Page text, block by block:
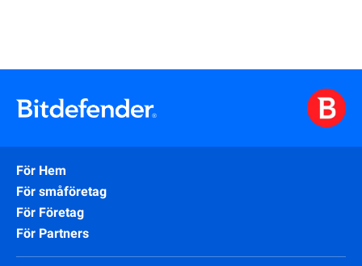
För Hem
För småföretag
För Företag
För Partners